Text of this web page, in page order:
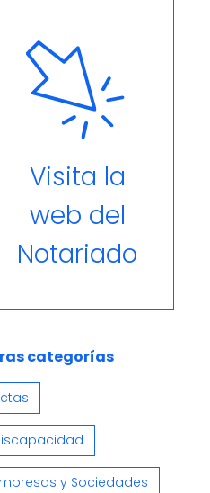
Visita la
web del
Notariado
categorías
y Sociedades